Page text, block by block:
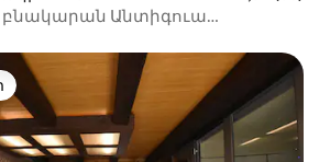
Անտիգուա